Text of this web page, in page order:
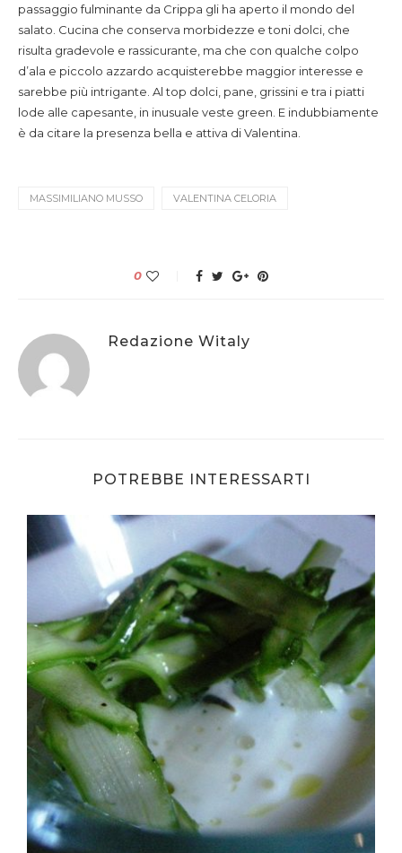
passaggio fulminante da Crippa gli ha aperto il mondo del
salato. Cucina che conserva morbidezze e toni dolci, che
risulta gradevole e rassicurante, ma che con qualche colpo
d’ala e piccolo azzardo acquisterebbe maggior interesse e
sarebbe più intrigante. Al top dolci, pane, grissini e tra i piatti
lode alle capesante, in inusuale veste green. E indubbiamente
è da citare la presenza bella e attiva di Valentina.
MASSIMILIANO MUSSO VALENTINA CELORIA
0
Redazione Witaly
POTREBBE INTERESSARTI